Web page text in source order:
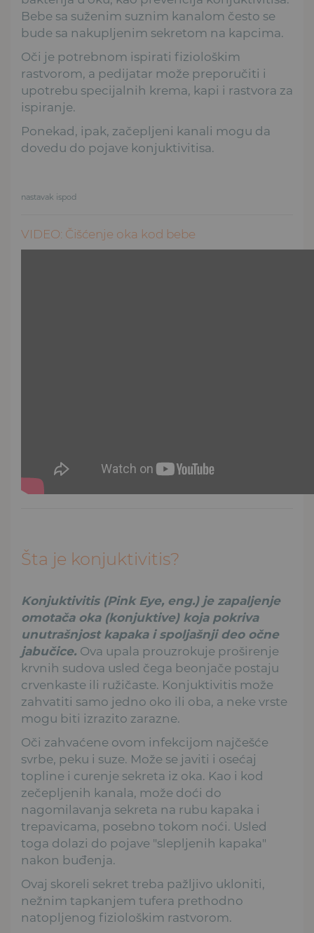
Bebe sa suženim suznim kanalom često se
bude sa nakupljenim sekretom na kapcima.
Oči je potrebnom ispirati fiziološkim
rastvorom, a pedijatar može preporučiti i
upotrebu specijalnih krema, kapi i rastvora za
ispiranje.
Ponekad, ipak, začepljeni kanali mogu da
dovedu do pojave konjuktivitisa.
nastavak ispod
VIDEO: Čišćenje oka kod bebe
Šta je konjuktivitis?
Konjuktivitis (Pink Eye, eng.) je zapaljenje
omotača oka (konjuktive) koja pokriva
unutrašnjost kapaka i spoljašnji deo očne
jabučice. Ova upala prouzrokuje proširenje
krvnih sudova usled čega beonjače postaju
crvenkaste ili ružičaste. Konjuktivitis može
zahvatiti samo jedno oko ili oba, a neke vrste
mogu biti izrazito zarazne.
Oči zahvaćene ovom infekcijom najčešće
svrbe, peku i suze. Može se javiti i osećaj
topline i curenje sekreta iz oka. Kao i kod
zečepljenih kanala, može doći do
nagomilavanja sekreta na rubu kapaka i
trepavicama, posebno tokom noći. Usled
toga dolazi do pojave "slepljenih kapaka"
nakon buđenja.
Ovaj skoreli sekret treba pažljivo ukloniti,
nežnim tapkanjem tufera prethodno
natopljenog fiziološkim rastvorom.